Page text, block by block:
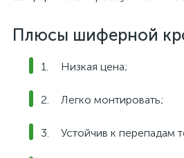
Плюсы шиферной
Низкая цена;
Легко монтировать;
Устойчив к перепадам